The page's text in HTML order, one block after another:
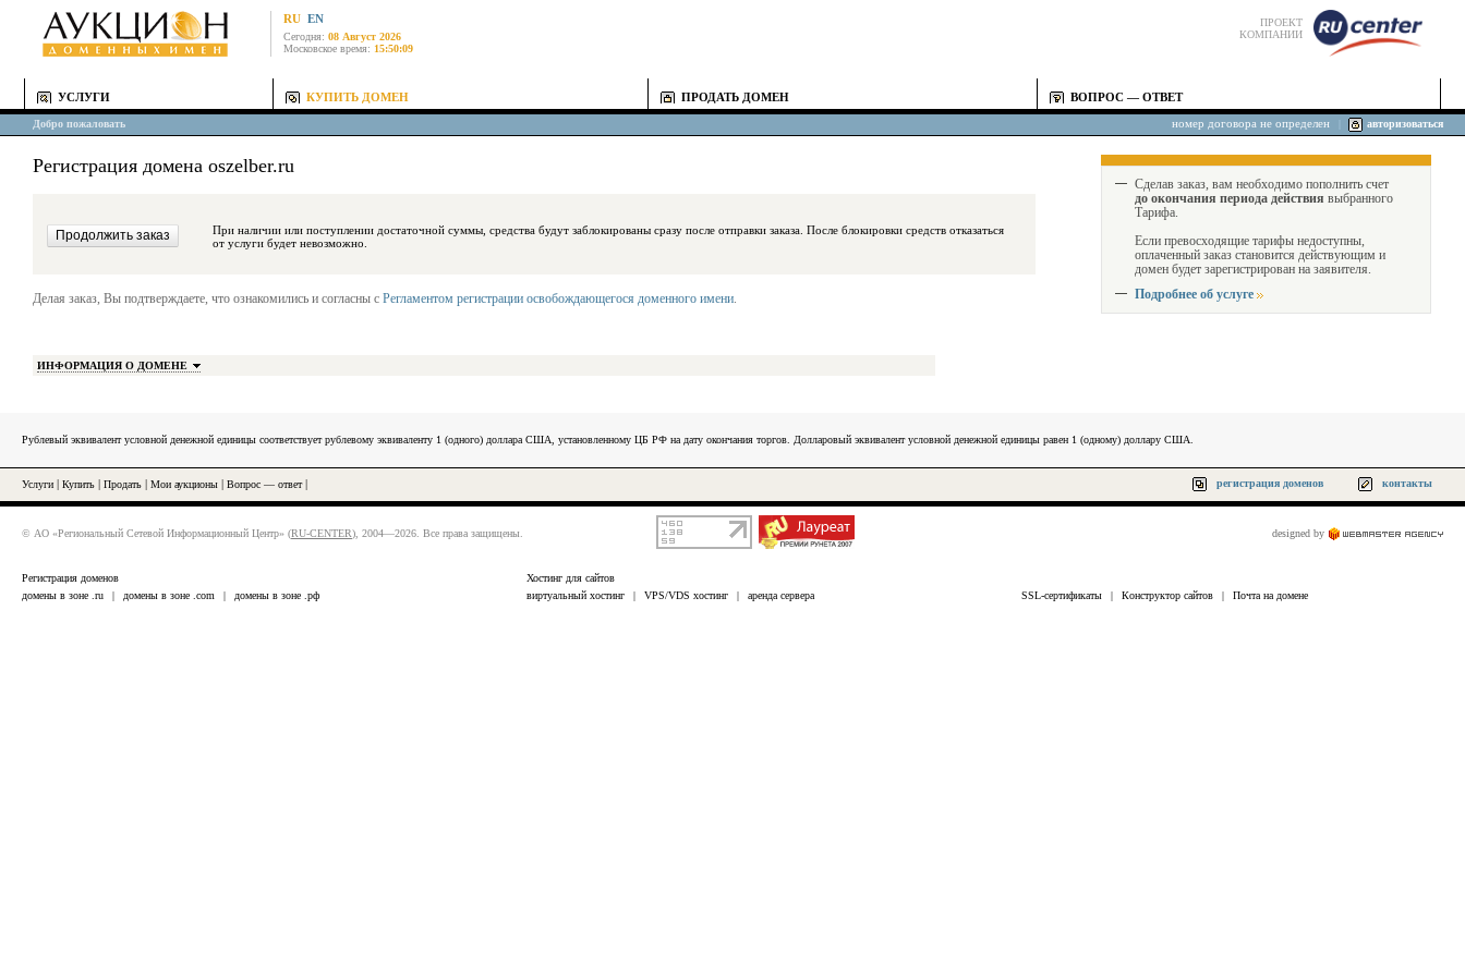
RU EN
Сегодня: 08 Август 2026
Московское время: 15:50:09
ПРОЕКТ
КОМПАНИИ
УСЛУГИ КУПИТЬ ДОМЕН ПРОДАТЬ ДОМЕН ВОПРОС — ОТВЕТ
Добро пожаловать номер договора не определен авторизоваться
Регистрация домена oszelber.ru
При наличии или поступлении достаточной суммы, средства будут заблокированы сразу после отправки заказа. После блокировки средств отказаться
от услуги будет невозможно.
Делая заказ, Вы подтверждаете, что ознакомились и согласны с Регламентом регистрации освобождающегося доменного имени.
ИНФОРМАЦИЯ О ДОМЕНЕ
Сделав заказ, вам необходимо пополнить счет
до окончания периода действия выбранного
Тарифа.
Если превосходящие тарифы недоступны,
оплаченный заказ становится действующим и
домен будет зарегистрирован на заявителя.
Подробнее об услуге
Рублевый эквивалент условной денежной единицы соответствует рублевому эквиваленту 1 (одного) доллара США, установленному ЦБ РФ на дату окончания торгов. Долларовый эквивалент условной денежной единицы равен 1 (одному) доллару США.
Услуги Купить Продать Мои аукционы Вопрос — ответ| регистрация доменов контакты
© АО «Региональный Сетевой Информационный Центр» (RU-CENTER), 2004—2026. Все права защищены. designed by
Регистрация доменов
домены в зоне .ru
| домены в зоне .com | домены в зоне .рф
Хостинг для сайтов
виртуальный хостинг
| VPS/VDS хостинг | аренда сервера SSL-сертификаты | Конструктор сайтов | Почта на домене